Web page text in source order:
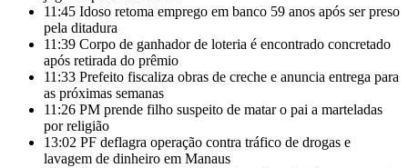
11:45 Idoso retoma emprego em banco 59 anos após ser preso
pela ditadura
11:39 Corpo de ganhador de loteria é encontrado concretado
após retirada do prêmio
11:33 Prefeito fiscaliza obras de creche e anuncia entrega para
as próximas semanas
11:26 PM prende filho suspeito de matar o pai a marteladas
por religião
13:02 PF deflagra operação contra tráfico de drogas e
lavagem de dinheiro em Manaus